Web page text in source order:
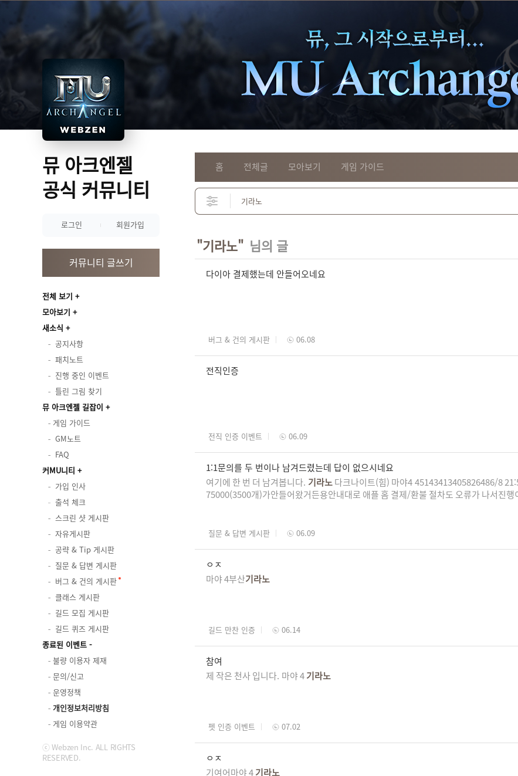
뮤 아크엔젤
공식 커뮤니티
로그인 회원가입
커뮤니티 글쓰기
전체 보기
모아보기
새소식
공지사항
패치노트
진행 중인 이벤트
틀린 그림 찾기
뮤 아크엔젤 길잡이
게임 가이드
GM노트
FAQ
커MU니티
가입 인사
출석 체크
스크린 샷 게시판
자유게시판
공략 & Tip 게시판
질문 & 답변 게시판
버그 & 건의 게시판
클래스 게시판
길드 모집 게시판
길드 퀴즈 게시판
종료된 이벤트
불량 이용자 제재
문의/신고
운영정책
개인정보처리방침
게임 이용약관
ⓒ Webzen Inc. ALL RIGHTS
RESERVED.
홈 전체글 모아보기 게임 가이드
"기라노" 님의 글
다이아 결제했는데 안들어오네요
버그 & 건의 게시판 06.08
전직인증
전직 인증 이벤트 06.09
1:1문의를 두 번이나 남겨드렸는데 답이 없으시네요
여기에 한 번 더 남겨봅니다. 기라노다크나이트(힘) 마야4 45143413405826486/8
75000(3500개)가안들어왔거든용안내대로 애플 홈 결제/환불 절차도 오류가 나서진
질문 & 답변 게시판 06.09
ㅇㅈ
마야 4부산기라노
길드 만찬 인증 06.14
참여
제 작은 천사 입니다. 마야 4기라노
펫 인증 이벤트 07.02
ㅇㅈ
기여어마야 4기라노